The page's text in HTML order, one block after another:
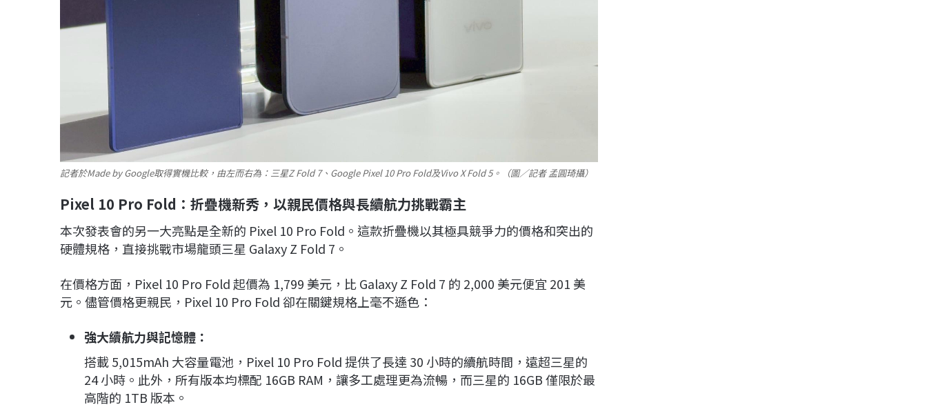
記者於Made by Google取得實機比較，由左而右為：三星Z Fold 7、Google Pixel 10 Pro Fold及Vivo X Fold 5。（圖／記者 孟圓琦攝）
Pixel 10 Pro Fold ：折疊機新秀，以親民價格與長續航力挑戰霸主
本次發表會的另一大亮點是全新的 Pixel 10 Pro Fold。這款折疊機以其極具競爭力的價格和突出的
硬體規格，直接挑戰市場龍頭三星 Galaxy Z Fold 7。
在價格方面，Pixel 10 Pro Fold 起價為 1,799 美元，比 Galaxy Z Fold 7 的 2,000 美元便宜 201 美
元。儘管價格更親民，Pixel 10 Pro Fold 卻在關鍵規格上毫不遜色：
強大續航力與記憶體：
搭載 5,015mAh 大容量電池，Pixel 10 Pro Fold 提供了長達 30 小時的續航時間，遠超三星的
24 小時。此外，所有版本均標配 16GB RAM，讓多工處理更為流暢，而三星的 16GB 僅限於最
高階的 1TB 版本。